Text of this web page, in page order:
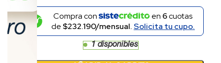
Compra con en 6cuotas
de $232.190/mensual.Solicita tu cupo.
1 disponibles